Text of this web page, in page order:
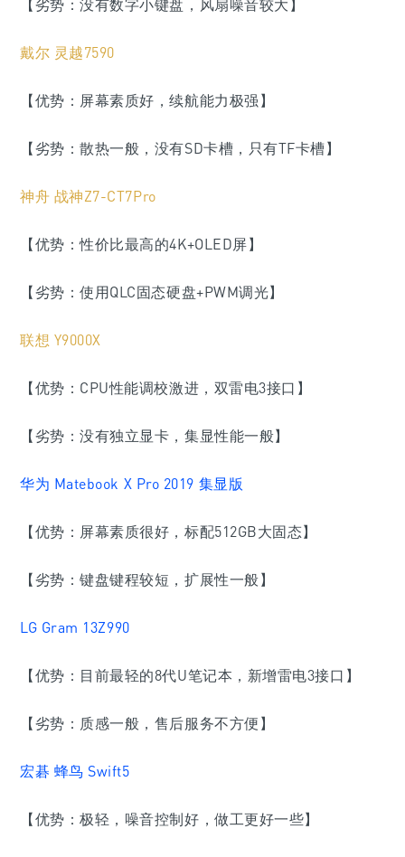
【劣势：没有数字小键盘，风扇噪音较大】
戴尔 灵越7590
【优势：屏幕素质好，续航能力极强】
【劣势：散热一般，没有SD卡槽，只有TF卡槽】
神舟 战神Z7-CT7Pro
【优势：性价比最高的4K+OLED屏】
【劣势：使用QLC固态硬盘+PWM调光】
联想 Y9000X
【优势：CPU性能调校激进，双雷电3接口】
【劣势：没有独立显卡，集显性能一般】
华为 Matebook X Pro 2019 集显版
【优势：屏幕素质很好，标配512GB大固态】
【劣势：键盘键程较短，扩展性一般】
LG Gram 13Z990
【优势：目前最轻的8代U笔记本，新增雷电3接口】
【劣势：质感一般，售后服务不方便】
宏碁 蜂鸟 Swift5
【优势：极轻，噪音控制好，做工更好一些】